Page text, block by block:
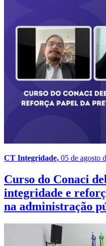
CT Integridade, 05 de agosto
Curso do Conaci
integridade e
na administração